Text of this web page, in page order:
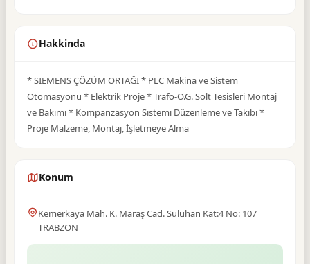
Hakkinda
* SIEMENS ÇÖZÜM ORTAĞI * PLC Makina ve Sistem
Otomasyonu * Elektrik Proje * Trafo-O.G. Solt Tesisleri Montaj
ve Bakımı * Kompanzasyon Sistemi Düzenleme ve Takibi *
Proje Malzeme, Montaj, İşletmeye Alma
Konum
Kemerkaya Mah. K. Maraş Cad. Suluhan Kat:4 No: 107
TRABZON